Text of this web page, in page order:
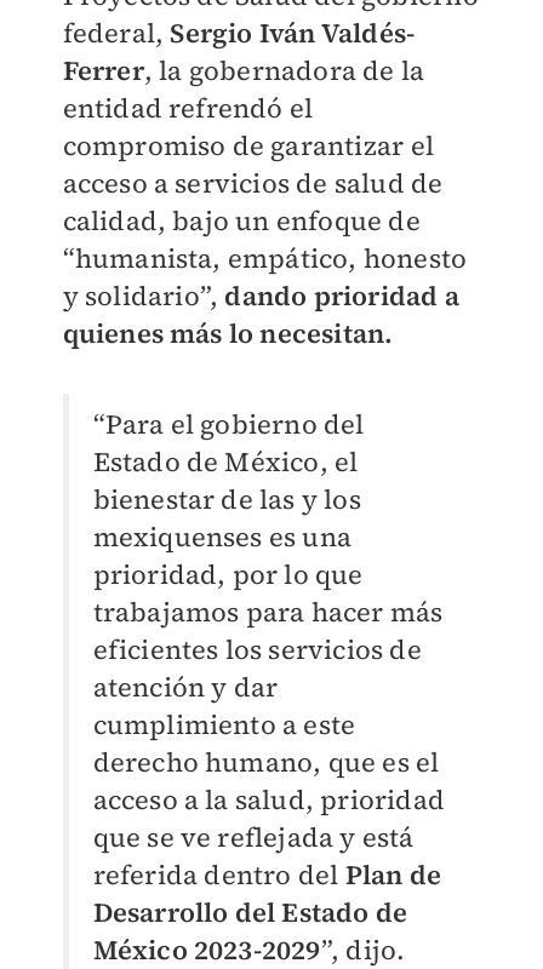
federal, Sergio Iván Valdés-
Ferrer, la gobernadora de la
entidad refrendó el
compromiso de garantizar el
acceso a servicios de salud de
calidad, bajo un enfoque de
“humanista, empático, honesto
y solidario”, dando prioridad a
quienes más lo necesitan.
“Para el gobierno del
Estado de México, el
bienestar de las y los
mexiquenses es una
prioridad, por lo que
trabajamos para hacer más
eficientes los servicios de
atención y dar
cumplimiento a este
derecho humano, que es el
acceso a la salud, prioridad
que se ve reflejada y está
referida dentro del Plan de
Desarrollo del Estado de
México 2023-2029”, dijo.